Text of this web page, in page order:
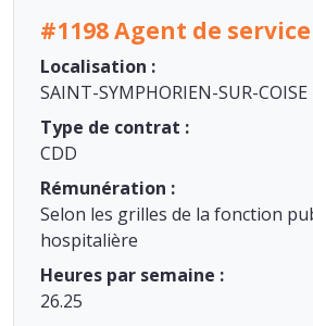
#1198 Agent de
Localisation :
SAINT-SYMPHORIEN-SUR-COISE
Type de contrat :
CDD
Rémunération :
Selon les grilles de la fonction
hospitalière
Heures par semaine :
26.25